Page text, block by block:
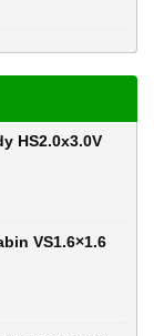
HS2.0x3.0V
VS1.6×1.6